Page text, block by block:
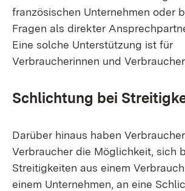
französischen Unternehmen oder
Fragen als direkter
Eine solche Unterstützung ist für
Verbraucherinnen und
Schlichtung bei
Darüber hinaus haben
Verbraucher die Möglichkeit, sich
Streitigkeiten aus einem
einem Unternehmen, an eine